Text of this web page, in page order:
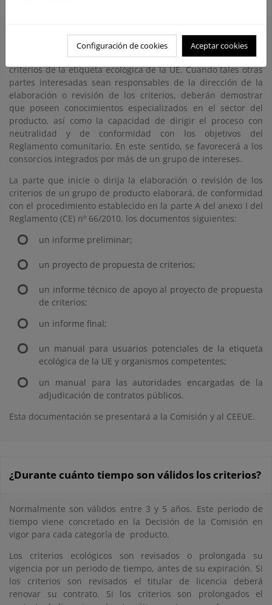
los organismos competentes y otras partes interesadas
podrán iniciar y dirigir la elaboración o revisión de los
criterios de la etiqueta ecológica de la UE. Cuando tales otras
partes interesadas sean responsables de la dirección de la
elaboración o revisión de los criterios, deberán demostrar
que poseen conocimientos especializados en el sector del
producto, así como la capacidad de dirigir el proceso con
neutralidad y de conformidad con los objetivos del
Reglamento comunitario. En este sentido, se favorecerá a los
consorcios integrados por más de un grupo de intereses.
La parte que inicie o dirija la elaboración o revisión de los
criterios de un grupo de producto elaborará, de conformidad
con el procedimiento establecido en la parte A del anexo I del
Reglamento (CE) nº 66/2010, los documentos siguientes:
un informe preliminar;
un proyecto de propuesta de criterios;
un informe técnico de apoyo al proyecto de propuesta
de criterios;
un informe final;
un manual para usuarios potenciales de la etiqueta
ecológica de la UE y organismos competentes;
un manual para las autoridades encargadas de la
adjudicación de contratos públicos.
Esta documentación se presentará a la Comisión y al CEEUE.
¿Durante cuánto tiempo son válidos los criterios?
Normalmente son válidos entre 3 y 5 años. Este periodo de
tiempo viene concretado en la Decisión de la Comisión en
vigor para cada categoría de producto.
Los criterios ecológicos son revisados o prolongada su
vigencia por un periodo de tiempo, antes de su expiración. Si
los criterios son revisados el titular de licencia deberá
renovar su contrato. Si los criterios son prolongados el
Configuración de cookies Aceptar cookies